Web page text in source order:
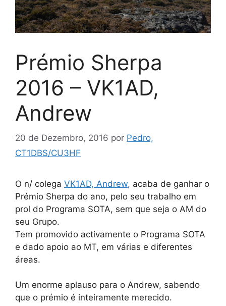
Prémio Sherpa
2016 – VK1AD,
Andrew
20 de Dezembro, 2016 por Pedro,
CT1DBS/CU3HF
O n/ colega VK1AD, Andrew, acaba de ganhar o
Prémio Sherpa do ano, pelo seu trabalho em
prol do Programa SOTA, sem que seja o AM do
seu Grupo.
Tem promovido activamente o Programa SOTA
e dado apoio ao MT, em várias e diferentes
áreas.
Um enorme aplauso para o Andrew, sabendo
que o prémio é inteiramente merecido.